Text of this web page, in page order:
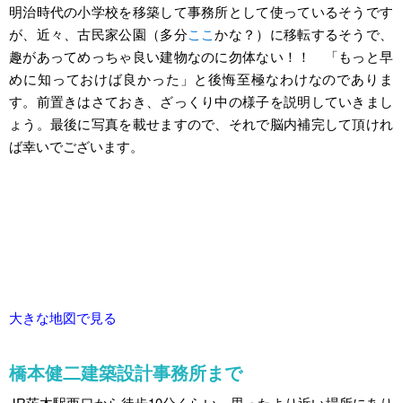
明治時代の小学校を移築して事務所として使っているそうです
が、近々、古民家公園（多分ここかな？）に移転するそうで、
趣があってめっちゃ良い建物なのに勿体ない！！ 「もっと早
めに知っておけば良かった」と後悔至極なわけなのでありま
す。前置きはさておき、ざっくり中の様子を説明していきまし
ょう。最後に写真を載せますので、それで脳内補完して頂けれ
ば幸いでございます。
大きな地図で見る
橋本健二建築設計事務所まで